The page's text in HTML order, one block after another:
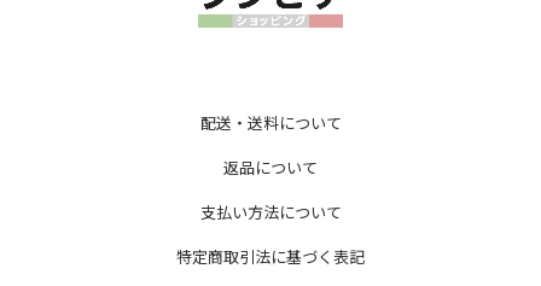
配送・送料について
返品について
支払い方法について
特定商取引法に基づく表記